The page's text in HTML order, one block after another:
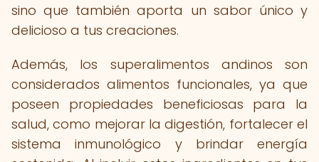
sino que también aporta un sabor único y
delicioso a tus creaciones.
Además, los superalimentos andinos son
considerados alimentos funcionales, ya que
poseen propiedades beneficiosas para la
salud, como mejorar la digestión, fortalecer el
sistema inmunológico y brindar energía